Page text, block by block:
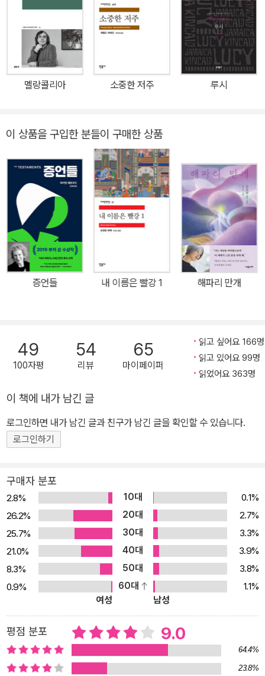
넘는 고전으로 평가받고 있다. 2017년 Hulu 채널을 통해 드라마로
새롭게 선보이며 또다시 주목받았으며, 미국 최대 인터넷 서점인 Am
azon 2017년 차트 1위에 등극하기도 하였다. 2017년에 출간된 『시
녀 이야기』 한정 양장 특별판의 인기에 힘입어 리커버 반양장 일반판
본으로 출간되었다. 21세기 중반, 전지구적인 전쟁과 환경 오염, 각종
성질환으로 출생률이 급격히 감소하면서 미국은 극심한 혼란 상태에
〈길리아드〉가 일어나 국민들을 폭력적으로 억압하는데, 특히 여성들
을 여러 계급으로 분류하여, 교묘하게 통제하고 착취하기 시작한다.
이에 평화롭게 살던 여인 오프브레드는 어느 날 갑자기 이름과 가족
을 뺏긴 채 사령관의 〈시녀〉가 되어, 삼엄한 감시 속에 그의 아이를 수
태하도록 강요받는다.오늘날 환상 소설은 그동안 주류 문화에 가려지
고 침묵당해 온 것들을 다시 드러내 보여주고 잃어버린 목소리를 되
찾아준다는 점에서 중요한 의의를 갖는다. 그것은 기존의 통념과 사
회 질서를 초월하는 또 다른 세계와 또 다른 리얼리티를 탐색하고 제
시해 준다. ― 환상문학전집을 기획하며 , 서울대 영문과 김성곤 교수
<환상>은 <현실>과 더불어 문학, 아니 삶의 중요한 두 가지 구성 요
다. 언뜻 보면 <환상>은 백일몽처럼 헛된 것이지만 실제로는 비루한
현재와는 또 다른 현실을 만들어내는 능력이다. 그리고 작가들은 유
난히 예민한 환상의 더듬이를 가지고 또 다른 미래를 꿈꾸는 사람들
이라 할 수 있다. 근대 이후 한국 문학은 오랫동안 환상이 결핍된 상태
학의 주류를 이루어왔으며, 그것은 문학을 과도하게 현실에 얽매어
버렸다. 특히 1980년대에는 문학이 현실에 기울어지면서 미적 자율
서 미적 자율성을 회복하고, 그에 따라 마음의 움직임이 기록하는 또
다른 현실을 상당히 회복했다. 그러나 아직 한국 문학은 그다지 비루
한 현실에서 자유롭지 않으며, 상상력을 종횡무진으로 사용하는, 자
유롭고 활달한 이야기의 세계로 나아가지 못하고 있다. (주)황금가지
는 그동안 지속적으로 현실 바깥의 또 다른 현실을 다루는 문학 행위
에 관심을 기울여 왔다. 드래곤라자와 반지의 제왕 등의 판타지 소설
과 셜록 홈즈 전집, 아르센 뤼팽 전집, 애거서 크리스티 전집 등의 추
리 소설 들을 통해 황금가지는 문학 독자들에게 새로운 읽기의 즐거
멜랑콜리아 소중한 저주 루시
이 상품을 구입한 분들이 구매한 상품
증언들 내 이름은 빨강 1 해파리 만개
49
100자평
54
리뷰
65
마이페이퍼
읽고 싶어요 166명
읽고 있어요 99명
읽었어요 363명
이 책에 내가 남긴 글
로그인하면 내가 남긴 글과 친구가 남긴 글을 확인할 수 있습니다.
로그인하기
구매자 분포
2.8% 10대
0.1%
26.2%
20대
2.7%
25.7%
30대
3.3%
21.0%
40대
3.9%
8.3%
50대
3.8%
0.9%
60대
1.1%
여성
남성
평점 분포 9.0
64.4%
23.8%